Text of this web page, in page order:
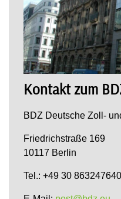
Kontakt zum
BDZ Deutsche Zoll-
Friedrichstraße 169
10117 Berlin
Tel.: +49 30 863247640